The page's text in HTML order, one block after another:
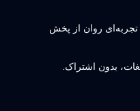
تجربه‌ای روان از پخش